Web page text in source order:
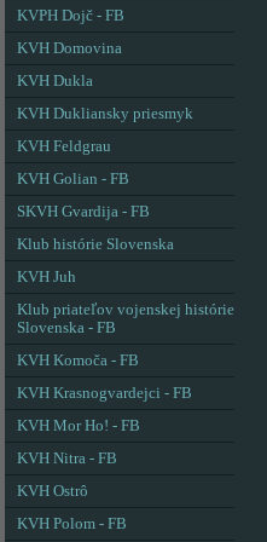
KVPH Dojč - FB
KVH Domovina
KVH Dukla
KVH Dukliansky priesmyk
KVH Feldgrau
KVH Golian - FB
SKVH Gvardija - FB
Klub histórie Slovenska
KVH Juh
Klub priateľov vojenskej histórie
Slovenska - FB
KVH Komoča - FB
KVH Krasnogvardejci - FB
KVH Mor Ho! - FB
KVH Nitra - FB
KVH Ostrô
KVH Polom - FB